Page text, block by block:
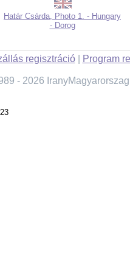
Határ Csárda, Photo 1. - Hungary
- Dorog
regisztráció| Program
- 2026